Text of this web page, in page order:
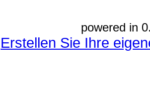
powered in
Erstellen Sie Ihre